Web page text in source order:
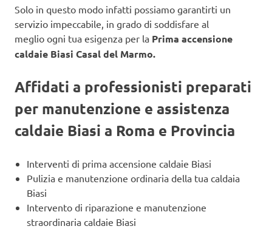
Solo in questo modo infatti possiamo garantirti un
servizio impeccabile, in grado di soddisfare al
meglio ogni tua esigenza per la Prima accensione
caldaie Biasi Casal del Marmo.
Affidati a professionisti preparati
per manutenzione e assistenza
caldaie Biasi a Roma e Provincia
Interventi di prima accensione caldaie Biasi
Pulizia e manutenzione ordinaria della tua caldaia
Biasi
Intervento di riparazione e manutenzione
straordinaria caldaie Biasi